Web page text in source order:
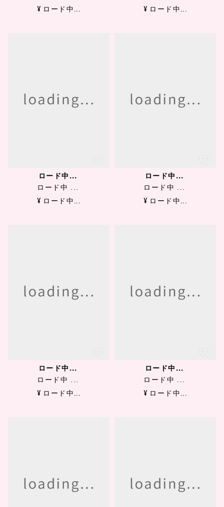
¥ ロード中... ¥ ロード中...
ロード中...
ロード中 ...
¥ ロード中...
ロード中...
ロード中 ...
¥ ロード中...
ロード中...
ロード中 ...
¥ ロード中...
ロード中...
ロード中 ...
¥ ロード中...